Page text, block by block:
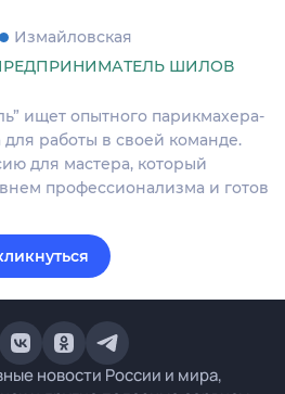
Измайловская
ШИЛОВ
ищет опытного парикмахера-
для работы в своей команде.
для мастера, который
профессионализма и готов
новости России и мира,